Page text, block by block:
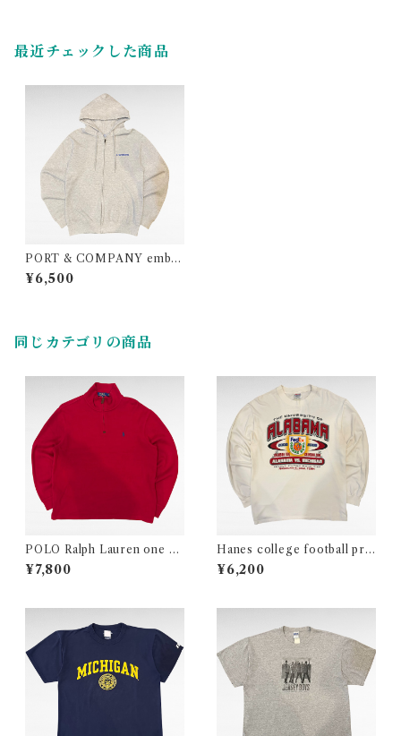
最近チェックした商品
PORT & COMPANY embr
oidery print zip up sweat p
arka
¥6,500
同じカテゴリの商品
POLO Ralph Lauren one po
int logo half zip cotton knit
¥7,800
Hanes college football prin
t long sleeve t-shirt
¥6,200